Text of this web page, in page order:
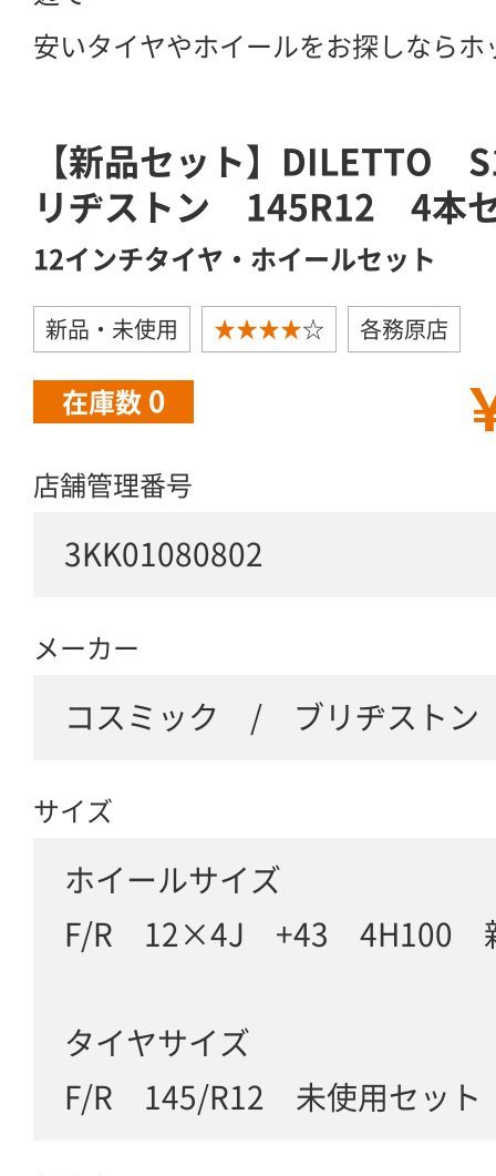
安いタイヤやホイールをお探しなら
【新品セット】
リヂストン 145R12 4本
12インチタイヤ・ホイールセット
新品・未使用 ★★★★☆ 各務原店
在庫数 0
店舗管理番号
3KK01080802
メーカー
コスミック / ブリヂストン
サイズ
ホイールサイズ
F/R 12×4J +43 4H100
タイヤサイズ
F/R 145/R12 未使用セット